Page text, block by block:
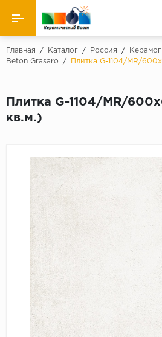
Назад
Керамическая плитка
Мозаики
Клинкер
Главная / Каталог / Россия /
Beton Grasaro
/ Плитка G-1104/MR/
Плитка G-1104/MR/
кв.м.)